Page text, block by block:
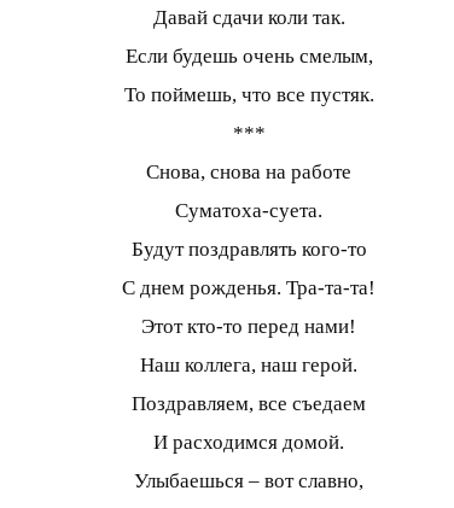
Давай сдачи коли так.
Если будешь очень смелым,
То поймешь, что все пустяк.
***
Снова, снова на работе
Суматоха-суета.
Будут поздравлять кого-то
С днем рожденья. Тра-та-та!
Этот кто-то перед нами!
Наш коллега, наш герой.
Поздравляем, все съедаем
И расходимся домой.
Улыбаешься – вот славно,